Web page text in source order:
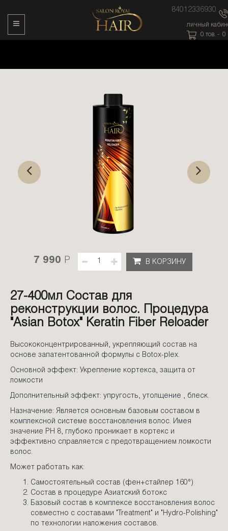
84012336930
личный
0 тов. - 0
Toggle Navigation
7 990 P В КОРЗИНУ
27-400мл Состав для
реконструкции волос. Процедура
"Asian Botox" Keratin Fiber Reloader
Высококонцентрированный, укрепляющий состав на
основе запатентованной формулы с Botox-plex.
Основной эффект: Укрепление кортекса, защита от
ломкости
Дополнительный эффект: упругость, утолщение , блеск.
Назначение: Является основным базовым составом в
комплексной системе восстановления волос. Имея
значение PH 8, глубоко проникает в кортекс и
эффективно справляется с предотвращением ломкости
волос.
Может работать как:
Самостоятельный состав (фен+стайлер 160°)
Состав в процедуре Азиатский ботокс
Базовый состав в комплексе восстановления волос
совместно с составами "Treatment" и "Hydro-Polishing"
по технологии наложения составов.